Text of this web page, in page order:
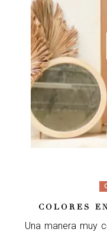
COLORES
Una manera muy